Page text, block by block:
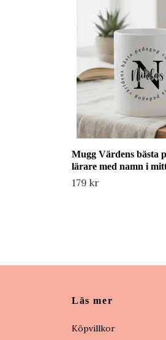
Mugg Värdens bästa
lärare med namn i
179 kr
Läs mer
Köpvillkor